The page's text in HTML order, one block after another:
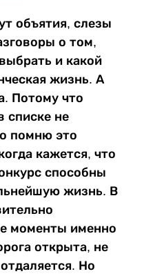
объятия, слезы
о том,
и какой
жизнь. А
Потому что
списке не
помню это
кажется, что
способны
жизнь. В
моменты именно
открыта, не
Но